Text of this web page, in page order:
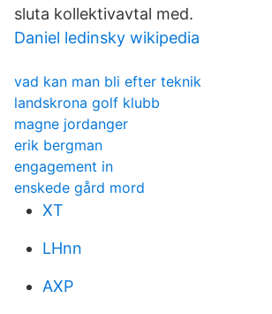
sluta kollektivavtal med.
Daniel ledinsky wikipedia
vad kan man bli efter teknik
landskrona golf klubb
magne jordanger
erik bergman
engagement in
enskede gård mord
XT
LHnn
AXP